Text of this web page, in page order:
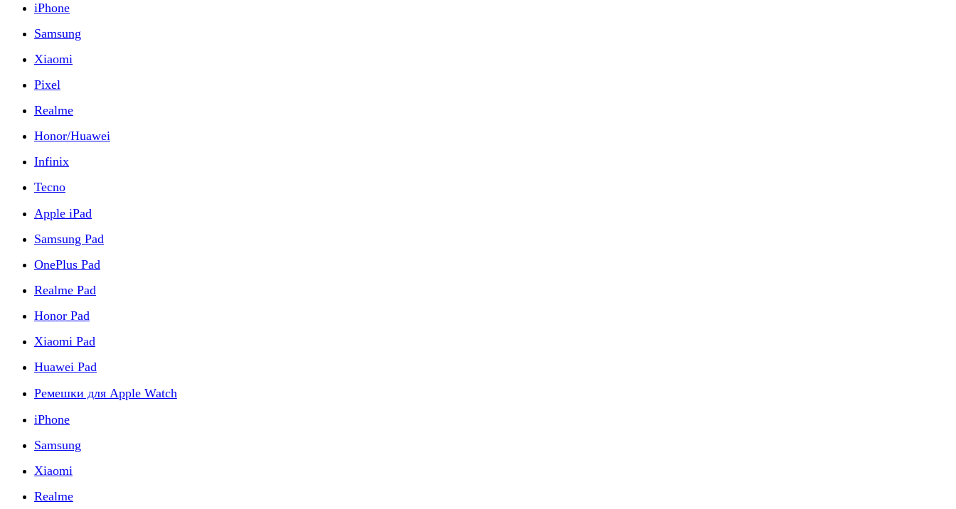
iPhone
Samsung
Xiaomi
Pixel
Realme
Honor/Huawei
Infinix
Tecno
Apple iPad
Samsung Pad
OnePlus Pad
Realme Pad
Honor Pad
Xiaomi Pad
Huawei Pad
Ремешки для Apple Watch
iPhone
Samsung
Xiaomi
Realme